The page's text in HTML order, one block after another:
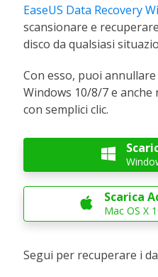
EaseUS Data Recovery
scansionare e
disco da qualsiasi
Con esso, puoi
Windows 10/8/7 e
con semplici clic.

 Scarica
Mac OS X
Segui per recuperare i